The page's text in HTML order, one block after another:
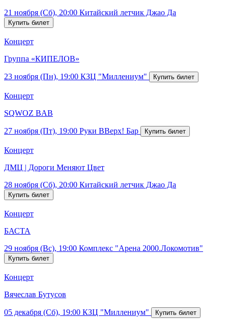
21 ноября (Сб), 20:00 Китайский летчик Джао Да
Концерт
Группа «КИПЕЛОВ»
23 ноября (Пн), 19:00 КЗЦ "Миллениум"
Концерт
SQWOZ BAB
27 ноября (Пт), 19:00 Руки ВВерх! Бар
Концерт
ДМЦ | Дороги Меняют Цвет
28 ноября (Сб), 20:00 Китайский летчик Джао Да
Концерт
БАСТА
29 ноября (Вс), 19:00 Комплекс "Арена 2000.Локомотив"
Концерт
Вячеслав Бутусов
05 декабря (Сб), 19:00 КЗЦ "Миллениум"